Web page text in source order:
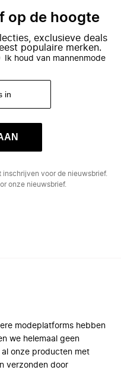
op de hoogte
exclusieve deals
populaire merken.
Ik houd van mannenmode
inschrijven voor de nieuwsbrief.
onze nieuwsbrief.
modeplatforms hebben
we helemaal geen
onze producten met
verzonden door